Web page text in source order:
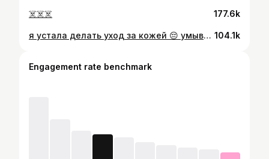
☠️☠️☠️ 177.6k
я устала делать уход за кожей 😔 умывашка: The yeon Charcoal cleanser #skincare 104.1k
Engagement rate benchmark